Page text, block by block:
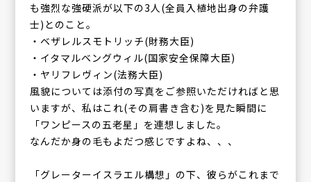
も強烈な強硬派が以下の3人(全員入植地出身の弁護
士)とのこと。
・ベザレルスモトリッチ(財務大臣)
・イタマルベングウィル(国家安全保障大臣)
・ヤリフレヴィン(法務大臣)
風貌については添付の写真をご参照いただければと思
いますが、私はこれ(その肩書き含む)を見た瞬間に
「ワンピースの五老星」を連想しました。
なんだか身の毛もよだつ感じですよね、、、
「グレーターイスラエル構想」の下、彼らがこれまで